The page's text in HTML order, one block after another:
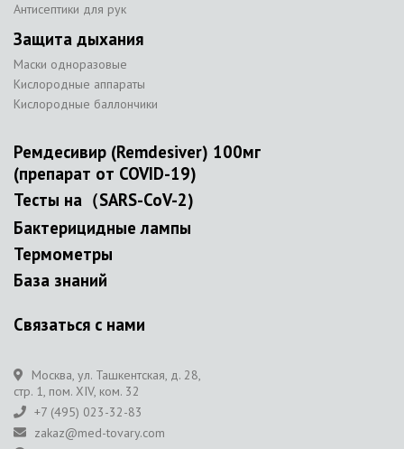
Антисептики для рук
Защита дыхания
Маски одноразовые
Кислородные аппараты
Кислородные баллончики
Ремдесивир (Remdesiver) 100мг
(препарат от COVID-19)
Тесты на（SARS-CoV-2)
Бактерицидные лампы
Термометры
База знаний
Связаться с нами
Москва, ул. Ташкентская, д. 28,
стр. 1, пом. XIV, ком. 32
+7 (495) 023-32-83
zakaz@med-tovary.com